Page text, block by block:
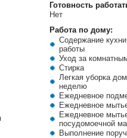
Готовность
Нет
Работа по дому:
Содержание
работы
Уход за
Стирка
Легкая уборка
неделю
Ежедневное
Ежедневное
Ежедневное
посудомоечной
Выполнение